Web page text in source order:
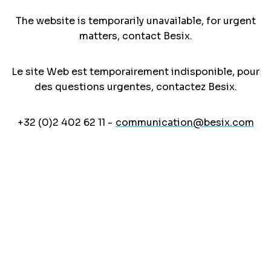
The website is temporarily unavailable, for urgent
matters, contact Besix.
Le site Web est temporairement indisponible, pour
des questions urgentes, contactez Besix.
+32 (0)2 402 62 11 - communication@besix.com